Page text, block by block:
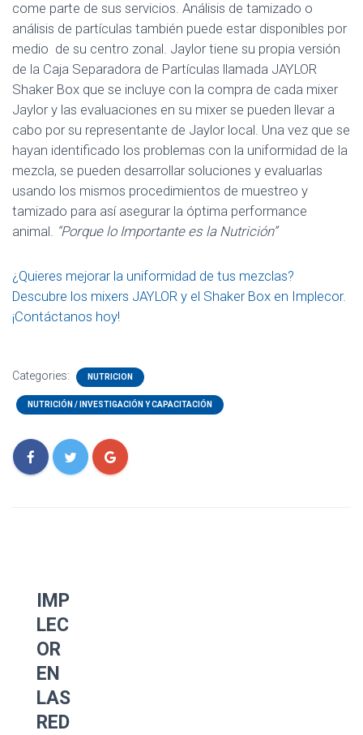
come parte de sus servicios. Análisis de tamizado o
análisis de partículas también puede estar disponibles por
medio de su centro zonal. Jaylor tiene su propia versión
de la Caja Separadora de Partículas llamada JAYLOR
Shaker Box que se incluye con la compra de cada mixer
Jaylor y las evaluaciones en su mixer se pueden llevar a
cabo por su representante de Jaylor local. Una vez que se
hayan identificado los problemas con la uniformidad de la
mezcla, se pueden desarrollar soluciones y evaluarlas
usando los mismos procedimientos de muestreo y
tamizado para así asegurar la óptima performance
animal. “Porque lo Importante es la Nutrición”
¿Quieres mejorar la uniformidad de tus mezclas?
Descubre los mixers JAYLOR y el Shaker Box en Implecor.
¡Contáctanos hoy!
Categories: NUTRICION
NUTRICIÓN / INVESTIGACIÓN Y CAPACITACIÓN
IMP
LEC
OR
EN
LAS
RED